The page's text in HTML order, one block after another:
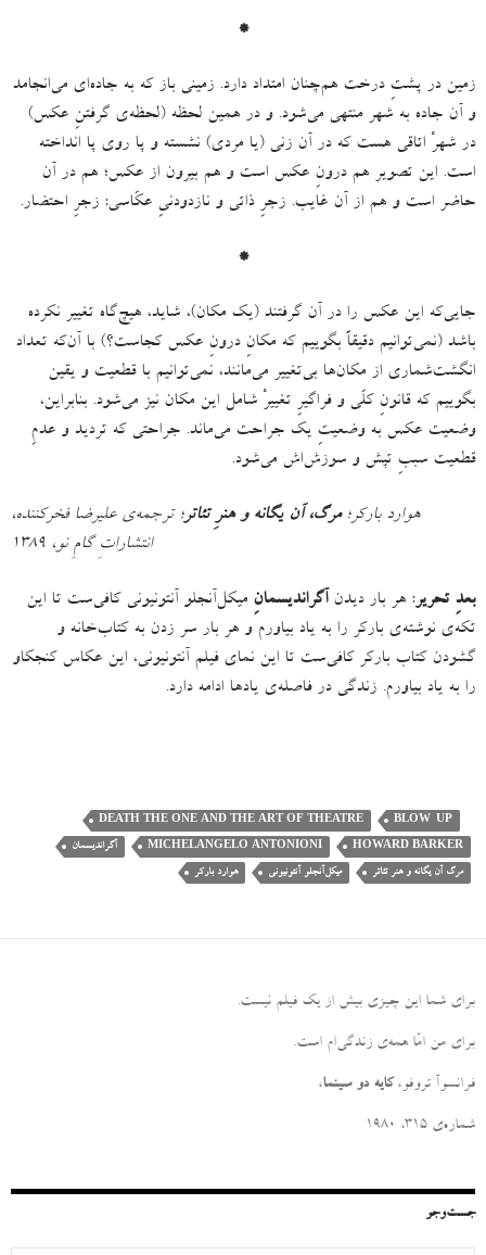
*
زمین در پشتِ درخت هم‌چنان امتداد دارد. زمینی باز که به جاده‌ای می‌انجامد
و آن جاده به شهر منتهی می‌شود.و در همین لحظه(لحظه‌ی گرفتنِ عکس)
در شهرْ اتاقی هست که در آن زنی(یا مردی) نشسته و پا روی پا انداخته
است. این تصویر هم درونِ عکس است و هم بیرون از عکس؛ هم در آن
حاضر است و هم از آن غایب. زجرِ ذاتی و نازدودنیِ عکّاسی: زجرِ احتضار.
*
جایی‌که این عکس را در آن گرفتند(یک مکان)، شاید، هیچ‌گاه تغییر نکرده
باشد(نمی‌توانیم دقیقاً بگوییم که مکانِ درونِ عکس کجاست؟) با آن‌که تعداد
انگشت‌شماری از مکان‌ها بی‌تغییر می‌مانند، نمی‌توانیم با قطعیت و یقین
بگوییم که قانونِ کلّی و فراگیرِ تغییرْ شامل این مکان نیز می‌شود. بنابراین،
وضعیت عکس به وضعیتِ یک جراحت می‌ماند. جراحتی که تردید و عدمِ
قطعیت سببِ تپش و سوزش‌اش می‌شود.
هوارد بارکر؛مرگ، آن یگانه و هنرِ تئاتر؛ ترجمه‌ی علیرضا فخرکننده،
انتشاراتِ گامِ نو، ۱۳۸۹
بعدِ تحریر : هر بار دیدنآگراندیسمانِ میکل‌آنجلو آنتونیونی کافی‌ست تا این
تکه‌ی نوشته‌ی بارکر را به یاد بیاورم و هر بار سر زدن به کتاب‌خانه و
گشودن کتاب بارکر کافی‌ست تا این نمای فیلم آنتونیونی، این عکاس کنجکاو
را به یاد بیاورم. زندگی در فاصله‌ی یادها ادامه دارد.
BLOW-UP
DEATH THE ONE AND THE ART OF THEATRE
HOWARD BARKER
MICHELANGELO ANTONIONI آگراندیسمان
مرگ آن یگانه و هنر تئاتر میکل‌آنجلو آنتونیونی هوارد بارکر
برای شما این چیزی بیش از یک فیلم نیست.
برای من امّا همه‌ی زندگی‌ام است.
فرانسوآ تروفو، کایه دو سینما،
شماره‌ی ۳۱۵، ۱۹۸۰
جست‌وجو